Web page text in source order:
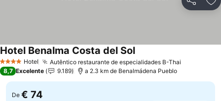
Partilhar
4 EstrelasHotel Autêntico restaurante de especialidades B-Thai
Hotel Benalma Costa del Sol
8,7 Excelente 9.189 a 2.3 km de Benalmádena Pueblo
De € 74